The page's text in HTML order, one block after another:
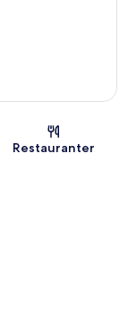
Restauranter